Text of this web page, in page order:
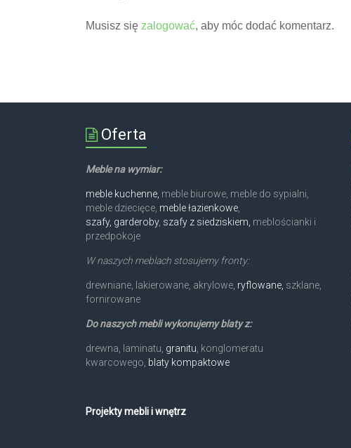
Musisz się zalogować, aby móc dodać komentarz.
Oferta
Meble na wymiar:
meble kuchenne, meble biurowe, meble do sypialni,
meble dziecięce, meble łazienkowe
szafy, garderoby, szafy z siedziskiem, meblościanki i
przedpokoje
W naszych meblach stosujemy fronty:
drewniane, lakierowane, akrylowe, ryflowane, szklane,
fornirowane
Do naszych mebli wykonujemy blaty z:
drewna, laminatu, granitu , konglomeratu
kwarcowego, blaty kompaktowe
Projekty mebli i wnętrz